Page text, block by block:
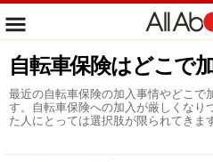
自転車保険はどこで
最近の自転車保険の加入事情やどこで
す。自転車保険への加入が厳しくなり
た人にとっては選択肢が限られてきま